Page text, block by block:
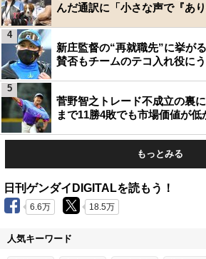
んだ通訳に「小さな声で『あり
新庄監督の“再就職先”に挙が
賛否もチームのテコ入れ役に
4
菅野智之トレード不成立の裏
まで11勝4敗でも市場価値が低
5
もっとみる
日刊ゲンダイDIGITALを読もう！
6.6万 18.5万
人気キーワード